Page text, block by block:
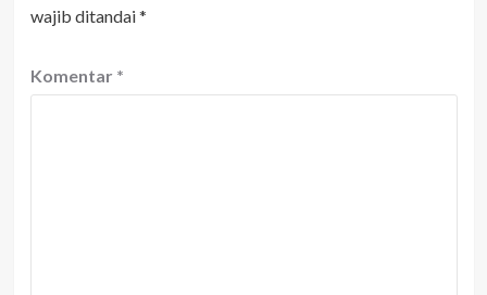
wajib ditandai*
Komentar *